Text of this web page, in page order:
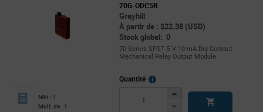
70G-ODC5R
Grayhill
À partir de : $22.38 (USD)
Stock global: 0
70 Series SPST 5 V 10 mA Dry Contact
Mechanical Relay Output Module
Min : 1
Mult. de : 1
Quantité
More
Increase
Decrease